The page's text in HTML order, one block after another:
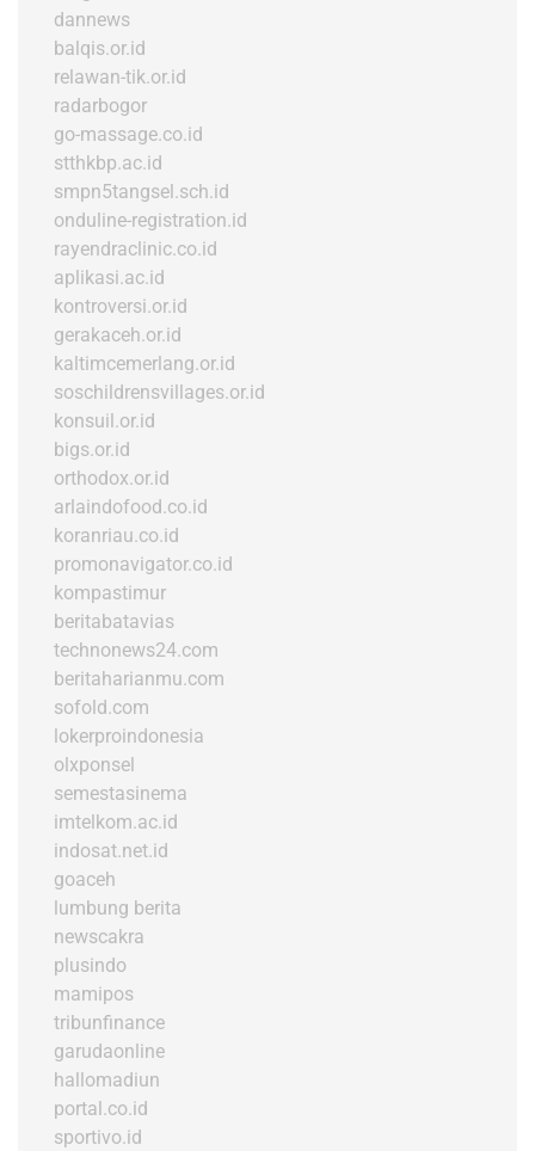
dannews
balqis.or.id
relawan-tik.or.id
radarbogor
go-massage.co.id
stthkbp.ac.id
smpn5tangsel.sch.id
onduline-registration.id
rayendraclinic.co.id
aplikasi.ac.id
kontroversi.or.id
gerakaceh.or.id
kaltimcemerlang.or.id
soschildrensvillages.or.id
konsuil.or.id
bigs.or.id
orthodox.or.id
arlaindofood.co.id
koranriau.co.id
promonavigator.co.id
kompastimur
beritabatavias
technonews24.com
beritaharianmu.com
sofold.com
lokerproindonesia
olxponsel
semestasinema
imtelkom.ac.id
indosat.net.id
goaceh
lumbung berita
newscakra
plusindo
mamipos
tribunfinance
garudaonline
hallomadiun
portal.co.id
sportivo.id